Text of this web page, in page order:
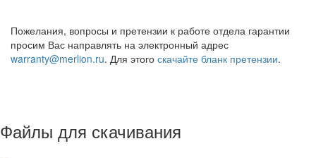
Пожелания, вопросы и претензии к работе отдела гарантии
просим Вас направлять на электронный адрес
warranty@merlion.ru. Для этого скачайте бланк претензии.
Файлы для скачивания